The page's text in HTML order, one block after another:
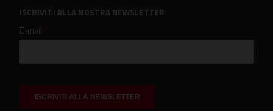
ISCRIVITI ALLA NOSTRA NEWSLETTER